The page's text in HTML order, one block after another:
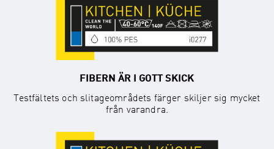
FIBERN ÄR I GOTT SKICK
Testfältets och slitageområdets färger skiljer sig mycket
från varandra.